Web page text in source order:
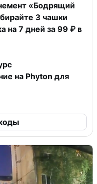
«Бодрящий
3 чашки
на 7 дней за 99 ₽ в
на Phyton для